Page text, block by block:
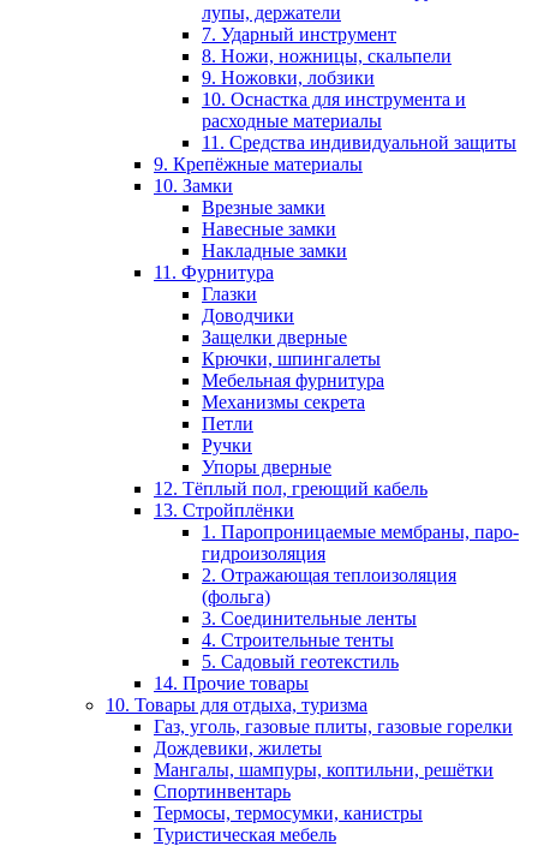
лупы, держатели
7. Ударный инструмент
8. Ножи, ножницы, скальпели
9. Ножовки, лобзики
10. Оснастка для инструмента и
расходные материалы
11. Средства индивидуальной защиты
9. Крепёжные материалы
10. Замки
Врезные замки
Навесные замки
Накладные замки
11. Фурнитура
Глазки
Доводчики
Защелки дверные
Крючки, шпингалеты
Мебельная фурнитура
Механизмы секрета
Петли
Ручки
Упоры дверные
12. Тёплый пол, греющий кабель
13. Стройплёнки
1. Паропроницаемые мембраны, паро-
гидроизоляция
2. Отражающая теплоизоляция
(фольга)
3. Соединительные ленты
4. Строительные тенты
5. Садовый геотекстиль
14. Прочие товары
10. Товары для отдыха, туризма
Газ, уголь, газовые плиты, газовые горелки
Дождевики, жилеты
Мангалы, шампуры, коптильни, решётки
Спортинвентарь
Термосы, термосумки, канистры
Туристическая мебель